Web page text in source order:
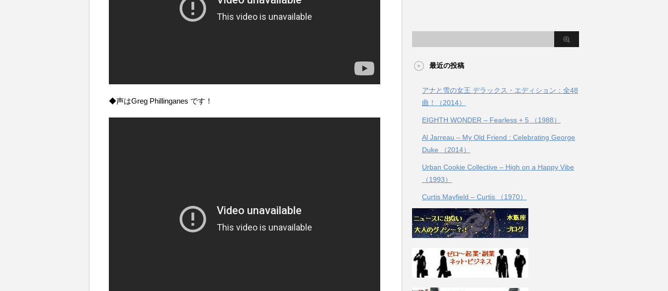
◆声はGreg Phillinganes です！
最近の投稿
アナと雪の女王 デラックス・エディション：全48
曲！（2014）
EIGHTH WONDER – Fearless + 5 （1988）
Al Jarreau – My Old Friend : Celebrating George
Duke （2014）
Urban Cookie Collective – High on a Happy Vibe
（1993）
Curtis Mayfield – Curtis （1970）